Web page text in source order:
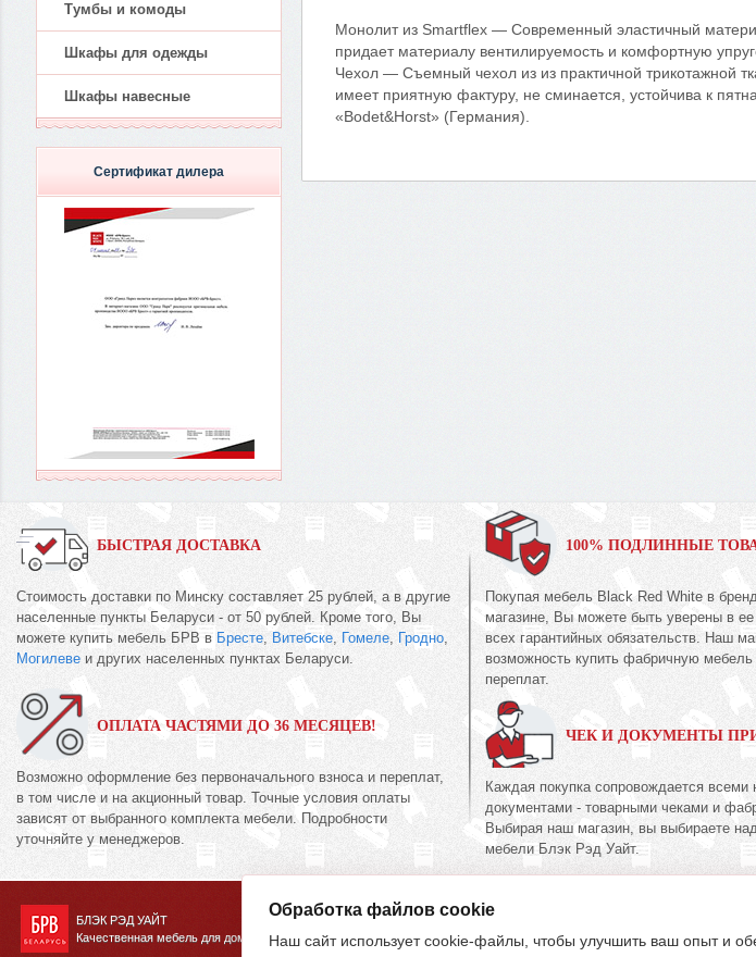
Монолит из Smartflex — Современный эластичный
придает материалу вентилируемость и комфортную
Чехол — Съемный чехол из из практичной трикотажной
имеет приятную фактуру, не сминается, устойчива к
«Bodet&Horst» (Германия).
Тумбы и комоды
Шкафы для одежды
Шкафы навесные
Сертификат дилера
БЫСТРАЯ ДОСТАВКА
Стоимость доставки по Минску составляет 25 рублей, а в другие
населенные пункты Беларуси - от 50 рублей. Кроме того, Вы
можете купить мебель БРВ в Бресте, Витебске, Гомеле, Гродно,
Могилеве и других населенных пунктах Беларуси.
ОПЛАТА ЧАСТЯМИ ДО 36 МЕСЯЦЕВ!
Возможно оформление без первоначального взноса и переплат,
в том числе и на акционный товар. Точные условия оплаты
зависят от выбранного комплекта мебели. Подробности
уточняйте у менеджеров.
100% ПОДЛИННЫЕ
Покупая мебель Black Red White в
магазине, Вы можете быть уверены в ее
всех гарантийных обязательств. Наш
возможность купить фабричную
переплат.
ЧЕК И ДОКУМЕНТЫ
Каждая покупка сопровождается
документами - товарными чеками и
Выбирая наш магазин, вы выбираете
мебели Блэк Рэд Уайт.
БЛЭК РЭД УАЙТ
Качественная мебель для дома
Обработка файлов cookie
Наш сайт использует cookie-файлы, чтобы улучшить ваш опыт и